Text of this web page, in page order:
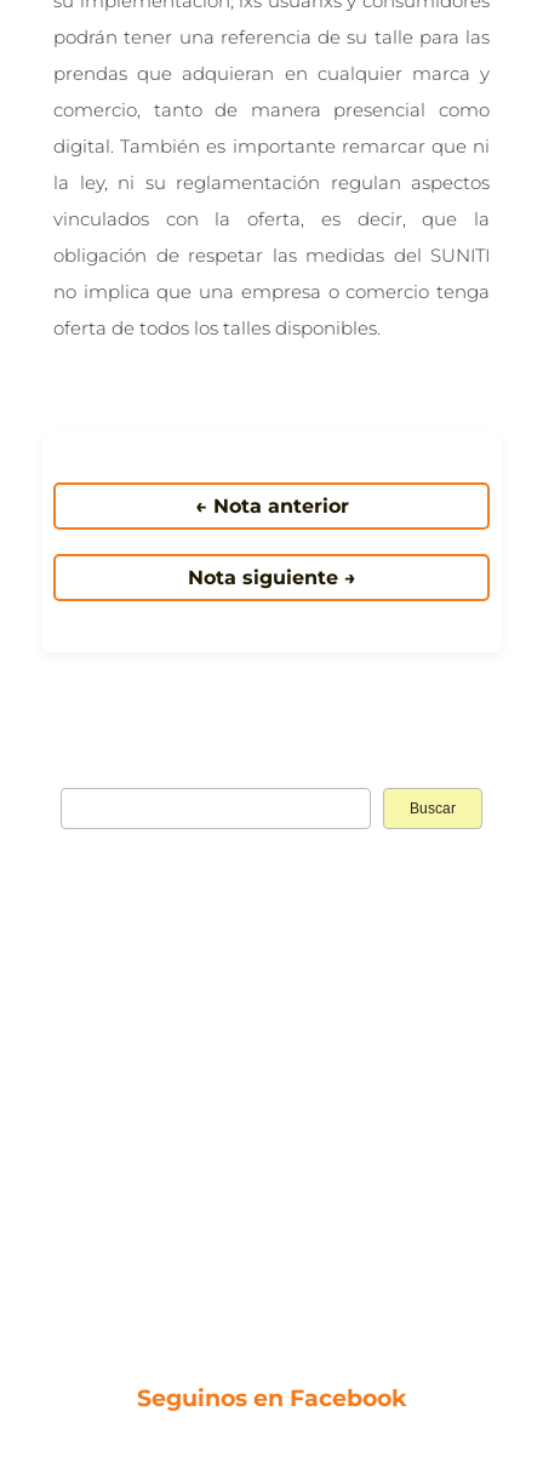
podrán tener una referencia de su talle para las
prendas que adquieran en cualquier marca y
comercio, tanto de manera presencial como
digital. También es importante remarcar que ni
la ley, ni su reglamentación regulan aspectos
vinculados con la oferta, es decir, que la
obligación de respetar las medidas del SUNITI
no implica que una empresa o comercio tenga
oferta de todos los talles disponibles.
← Nota anterior
Nota siguiente →
Seguinos en Facebook